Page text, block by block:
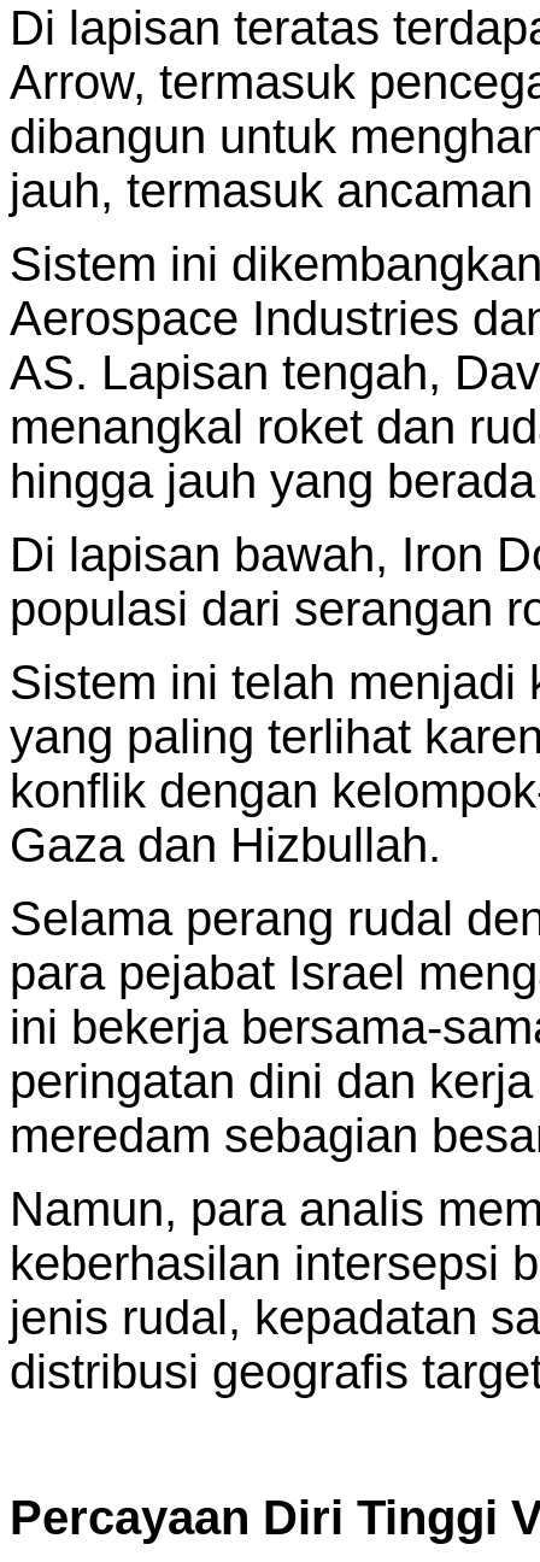
Di lapisan teratas
Arrow, termasuk
dibangun untuk
jauh, termasuk
Sistem ini
Aerospace Industries
AS. Lapisan tengah,
menangkal roket dan
hingga jauh yang
Di lapisan bawah, Iron
populasi dari serangan
Sistem ini telah menjadi
yang paling terlihat
konflik dengan
Gaza dan Hizbullah.
Selama perang rudal
para pejabat Israel
ini bekerja bersama-
peringatan dini dan
meredam sebagian
Namun, para analis
keberhasilan intersepsi
jenis rudal, kepadatan
distribusi geografis
Percayaan Diri Tinggi